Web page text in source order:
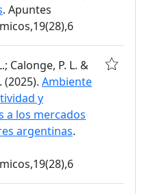
. Apuntes
Calonge, P. L. &
(2025). Ambiente
y
a los mercados
argentinas.